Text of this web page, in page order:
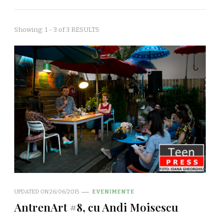
Showing: 1 - 3 of 3 RESULTS
UPDATED ON26/06/2015 EVENIMENTE
AntrenArt #8, cu Andi Moisescu